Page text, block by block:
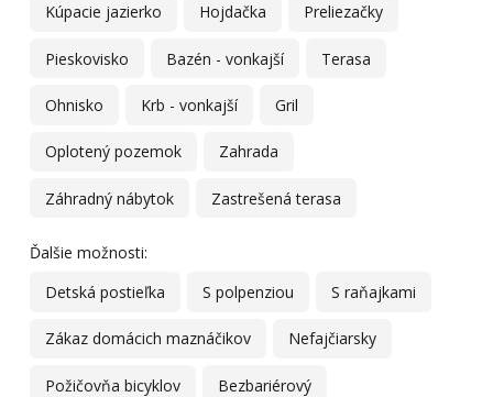
Kúpacie jazierko Hojdačka Preliezačky
Pieskovisko Bazén - vonkajší Terasa
Ohnisko Krb - vonkajší Gril
Oplotený pozemok Zahrada
Záhradný nábytok Zastrešená terasa
Ďalšie možnosti:
Detská postieľka
S polpenziou S raňajkami
Zákaz domácich maznáčikov Nefajčiarsky
Požičovňa bicyklov Bezbariérový